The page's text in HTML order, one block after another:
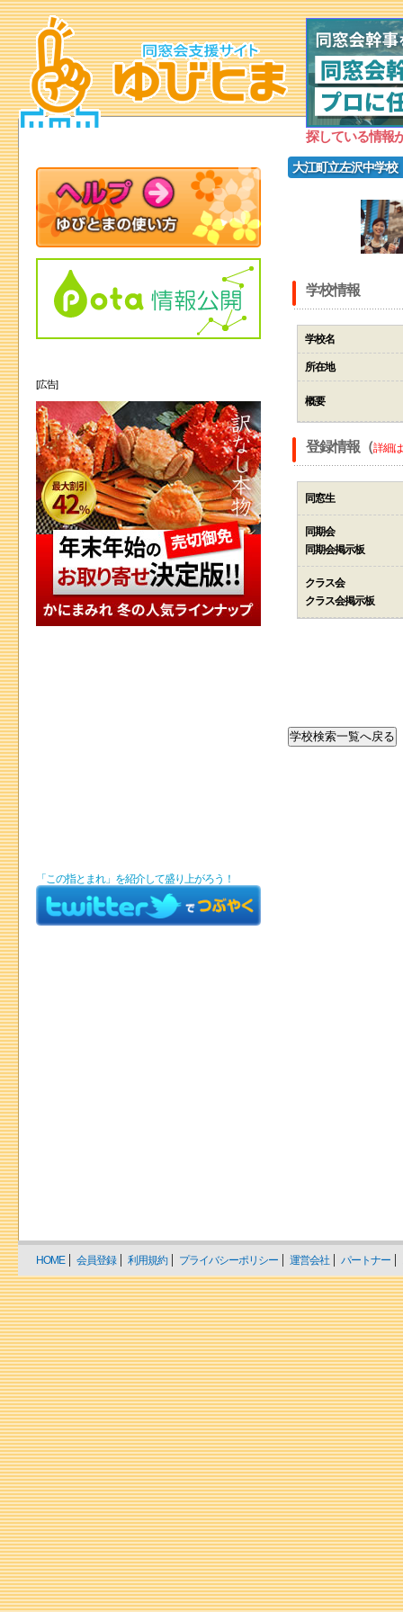
探している情報
大江町立左沢中学校
学校情報
学校名
所在地
概要
登録情報（詳細
同窓生
同期会
同期会掲示板
クラス会
クラス会掲示板
[広告]
「この指とまれ」を紹介して盛り上がろう！
HOME 会員登録 利用規約 プライバシーポリシー 運営会社 パートナー